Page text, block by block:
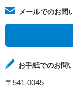
メールでのお問
お手紙でのお問
〒541-0045